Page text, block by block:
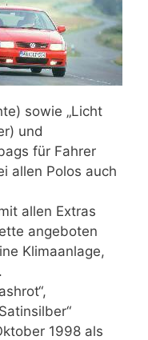
sowie „Licht
und
für Fahrer
allen Polos auch
allen Extras
angeboten
Klimaanlage,
1998 als